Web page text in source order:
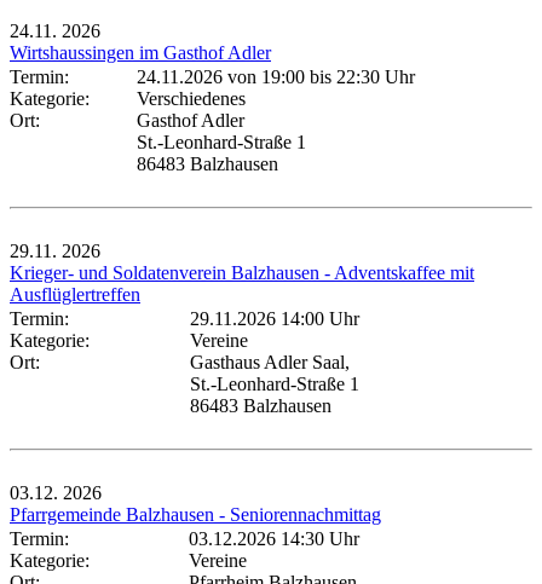
24.11. 2026
Wirtshaussingen im Gasthof Adler
Termin:
24.11.2026 von 19:00 bis 22:30 Uhr
Kategorie:
Verschiedenes
Ort:
Gasthof Adler
St.-Leonhard-Straße 1
86483 Balzhausen
29.11. 2026
Krieger- und Soldatenverein Balzhausen - Adventskaffee mit
Ausflüglertreffen
Termin:
29.11.2026 14:00 Uhr
Kategorie:
Vereine
Ort:
Gasthaus Adler Saal,
St.-Leonhard-Straße 1
86483 Balzhausen
03.12. 2026
Pfarrgemeinde Balzhausen - Seniorennachmittag
Termin:
03.12.2026 14:30 Uhr
Kategorie:
Vereine